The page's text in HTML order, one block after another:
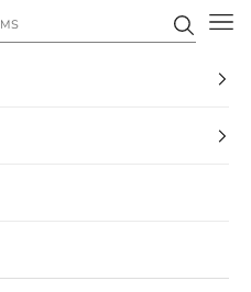
【公式】古着屋BIG2nd